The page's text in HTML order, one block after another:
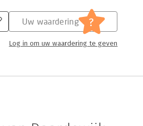
Uw waardering ?
Log in om uw waardering te geven